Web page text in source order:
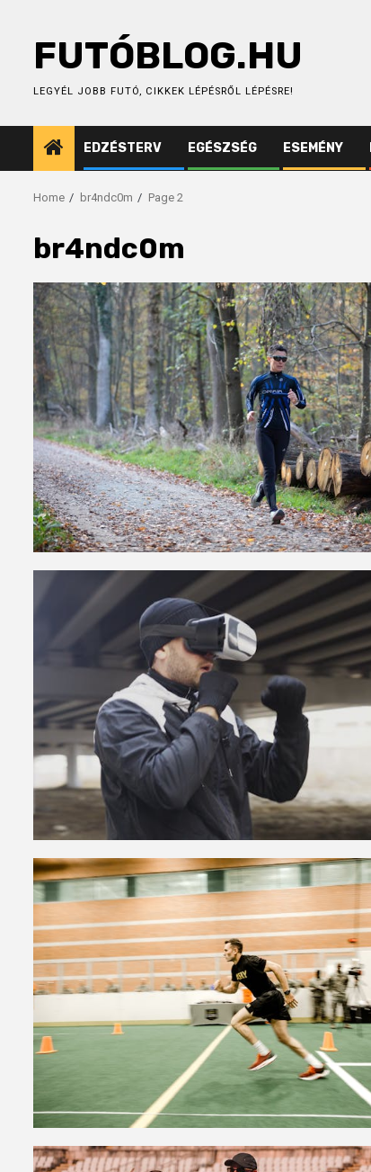
contentFUTÓBLOG.HU
LEGYÉL JOBB FUTÓ, CIKKEK LÉPÉSRŐL LÉPÉSRE!
EDZÉSTERV EGÉSZSÉG ESEMÉNY
Home br4ndc0m Page 2
br4ndc0m